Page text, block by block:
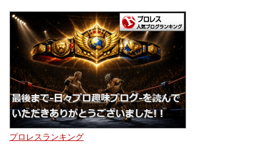
プロレスランキング